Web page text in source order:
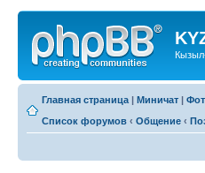
Главная страница | Миничат |
Список форумов ‹ Общение ‹